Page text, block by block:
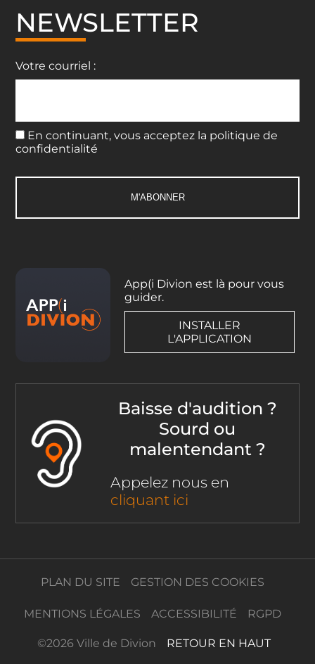
NEWSLETTER
Votre courriel :
En continuant, vous acceptez la politique de
confidentialité
App(i Divion est là pour vous
guider.
INSTALLER
L'APPLICATION
Baisse d'audition ?
Sourd ou
malentendant ?
Appelez nous en
cliquant ici
PLAN DU SITE GESTION DES COOKIES
MENTIONS LÉGALES ACCESSIBILITÉ RGPD
©2026 Ville de Divion RETOUR EN HAUT